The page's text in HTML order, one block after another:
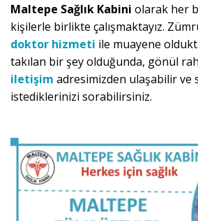
Maltepe Sağlık Kabini olarak her
kişilerle birlikte çalışmaktayız.
doktor hizmeti ile muayene
takılan bir şey olduğunda, gönül
iletişim adresimizden ulaşabilir ve
istediklerinizi sorabilirsiniz.